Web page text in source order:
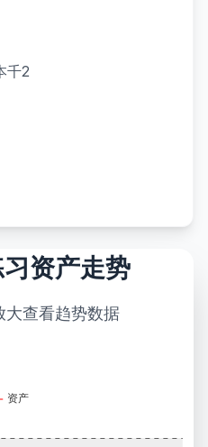
千2
资产走势
大查看趋势数据